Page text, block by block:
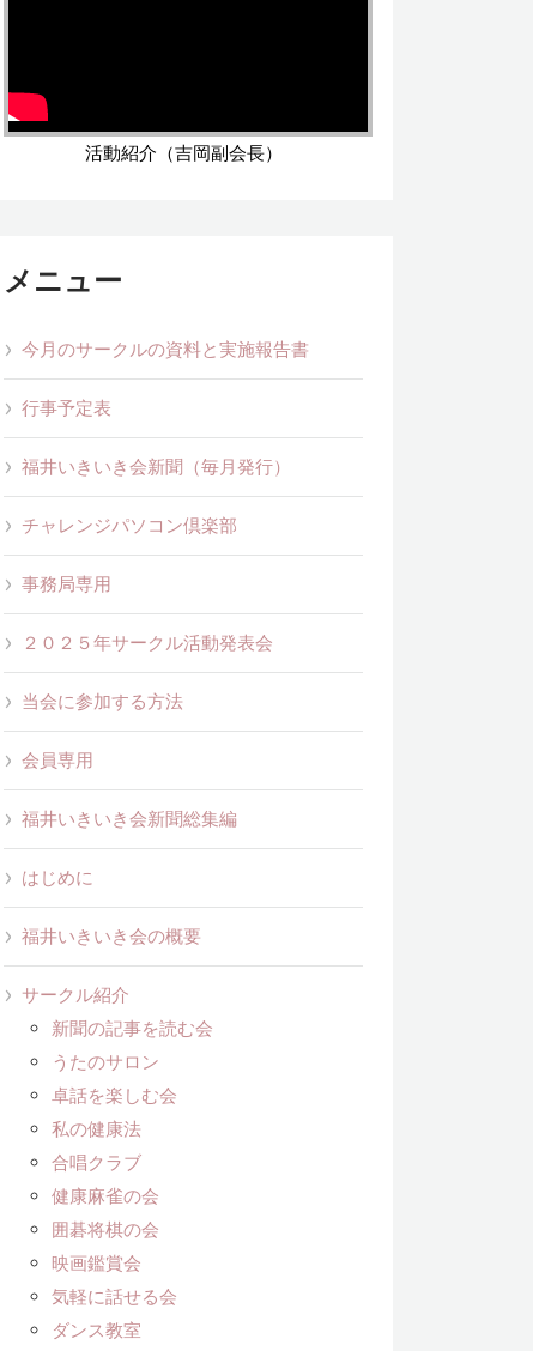
活動紹介（吉岡副会長）
メニュー
今月のサークルの資料と実施報告書
行事予定表
福井いきいき会新聞（毎月発行）
チャレンジパソコン倶楽部
事務局専用
２０２５年サークル活動発表会
当会に参加する方法
会員専用
福井いきいき会新聞総集編
はじめに
福井いきいき会の概要
サークル紹介
新聞の記事を読む会
うたのサロン
卓話を楽しむ会
私の健康法
合唱クラブ
健康麻雀の会
囲碁将棋の会
映画鑑賞会
気軽に話せる会
ダンス教室